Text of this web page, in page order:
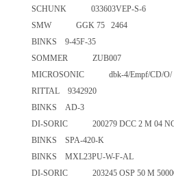
SCHUNK 033603VEP-S-6
SMW GGK 75 2464
BINKS 9-45F-35
SOMMER ZUB007
MICROSONIC dbk-4/Empf/
RITTAL 9342920
BINKS AD-3
DI-SORIC 200279 DCC 2 M 04
BINKS SPA-420-K
BINKS MXL23PU-W-F-AL
DI-SORIC 203245 OSP 50 M